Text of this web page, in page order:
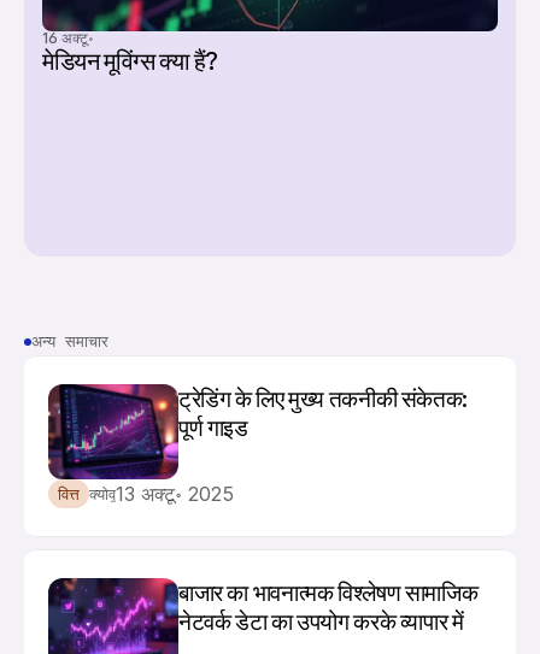
16 अक्टू॰
मेडियन मूविंग्स क्या हैं?
अन्य समाचार
ट्रेडिंग के लिए मुख्य तकनीकी संकेतक:
पूर्ण गाइड
क्योवू13 अक्टू॰ 2025
वित्त
बाजार का भावनात्मक विश्लेषण सामाजिक
नेटवर्क डेटा का उपयोग करके व्यापार में